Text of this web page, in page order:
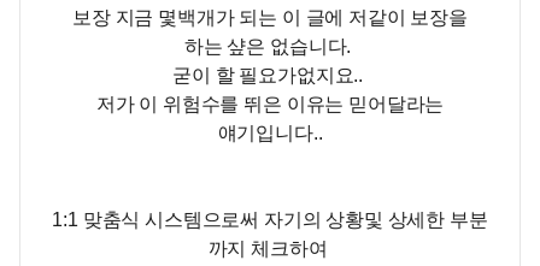
보장 지금 몇백개가 되는 이 글에 저같이 보장을
하는 샾은 없습니다.
굳이 할 필요가없지요..
저가 이 위험수를 뛰은 이유는 믿어달라는
얘기입니다..
1:1 맞춤식 시스템으로써 자기의 상황및 상세한 부분
까지 체크하여